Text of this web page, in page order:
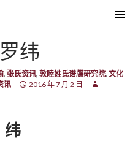
纬
, 张氏资讯, 敦睦姓氏谱牒研究院, 文化
讯
2016 年 7 月 2 日